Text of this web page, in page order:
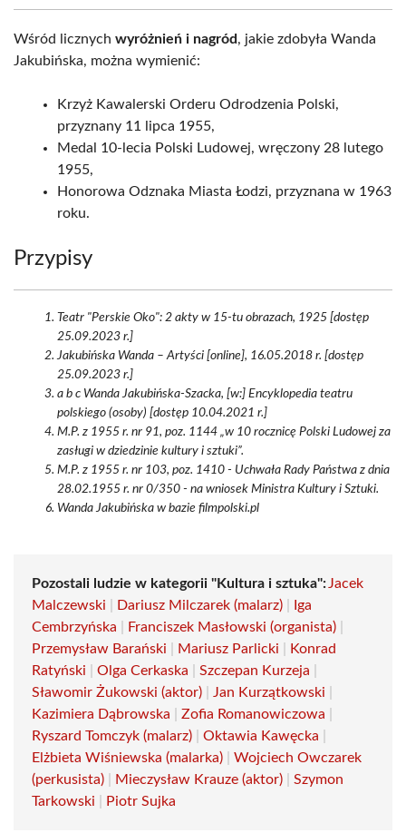
Wśród licznych wyróżnień i nagród, jakie zdobyła Wanda
Jakubińska, można wymienić:
Krzyż Kawalerski Orderu Odrodzenia Polski,
przyznany 11 lipca 1955,
Medal 10-lecia Polski Ludowej, wręczony 28 lutego
1955,
Honorowa Odznaka Miasta Łodzi, przyznana w 1963
roku.
Przypisy
Teatr "Perskie Oko": 2 akty w 15-tu obrazach, 1925 [dostęp
25.09.2023 r.]
Jakubińska Wanda – Artyści [online], 16.05.2018 r. [dostęp
25.09.2023 r.]
a b c Wanda Jakubińska-Szacka, [w:] Encyklopedia teatru
polskiego (osoby) [dostęp 10.04.2021 r.]
M.P. z 1955 r. nr 91, poz. 1144 „w 10 rocznicę Polski Ludowej za
zasługi w dziedzinie kultury i sztuki”.
M.P. z 1955 r. nr 103, poz. 1410 - Uchwała Rady Państwa z dnia
28.02.1955 r. nr 0/350 - na wniosek Ministra Kultury i Sztuki.
Wanda Jakubińska w bazie filmpolski.pl
Pozostali ludzie w kategorii "Kultura i sztuka": Jacek
Malczewski
Dariusz Milczarek (malarz)
Iga
Cembrzyńska
Franciszek Masłowski (organista)
Przemysław Barański
Mariusz Parlicki
Konrad
Ratyński
Olga Cerkaska Szczepan Kurzeja
Sławomir Żukowski (aktor)
Jan Kurzątkowski
Kazimiera Dąbrowska
Zofia Romanowiczowa
Ryszard Tomczyk (malarz)
Oktawia Kawęcka
Elżbieta Wiśniewska (malarka)
Wojciech Owczarek
(perkusista)
Mieczysław Krauze (aktor)
Szymon
Tarkowski
Piotr Sujka